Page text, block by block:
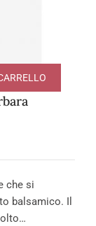
che si
balsamico. Il